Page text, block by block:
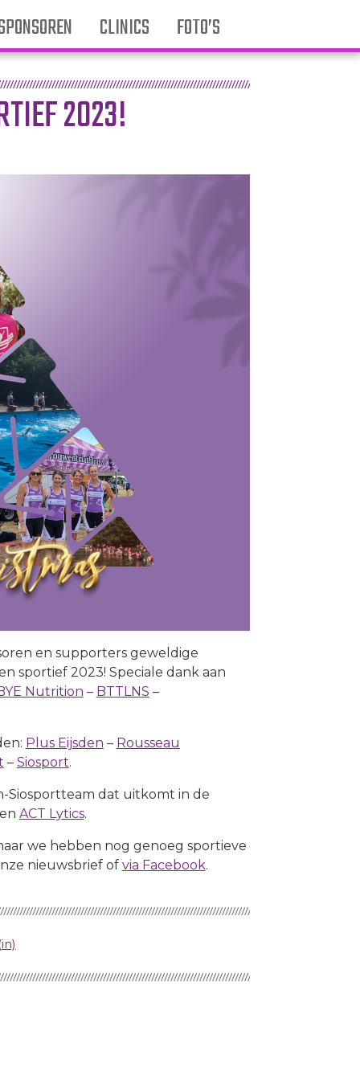
CLINICS FOTO’S
2023!
en supporters geweldige
sportief 2023! Speciale dank aan
Nutrition – BTTLNS –
Plus Eijsden – Rousseau
– Siosport.
Siosportteam dat uitkomt in de
en ACT Lytics.
we hebben nog genoeg sportieve
nieuwsbrief of via Facebook.